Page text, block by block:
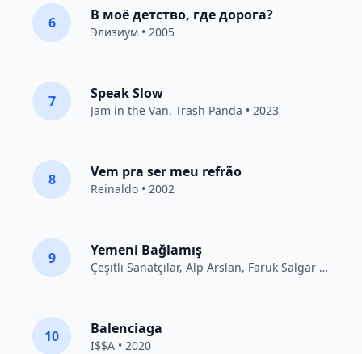
6 В моё детство, где дорога?
Элизиум • 2005
7 Speak Slow
Jam in the Van, Trash Panda • 2023
8 Vem pra ser meu refrão
Reinaldo • 2002
9 Yemeni Bağlamış
Çeşitli Sanatçılar, Alp Arslan, Faruk Salgar • 2012
10 Balenciaga
I$$A • 2020